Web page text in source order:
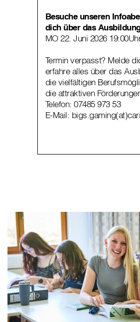
Besuche unseren
dich über das
MO 22. Juni 2026
Termin verpasst? Melde
erfahre alles über das
die vielfältigen
die attraktiven
Telefon:07485 973 53
E-Mail: